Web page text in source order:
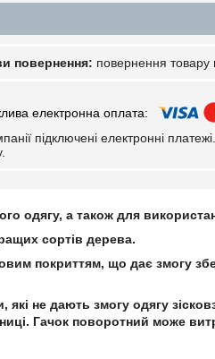
повернення товару
підключені електронні
одягу, а також для
сортів дерева.
покриттям, що дає змогу
які не дають змогу одягу
Гачок поворотний може